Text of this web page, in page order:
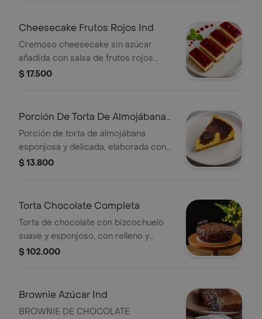
Cheesecake Frutos Rojos Ind
Cremoso cheesecake sin azúcar
añadida con salsa de frutos rojos
(fresa, mora, agraz).
$ 17.500
Porción De Torta De Almojábana
Y Pandeyuca
Porción de torta de almojábana
esponjosa y delicada, elaborada con
queso fresco que aporta un sabor
$ 13.800
Torta Chocolate Completa
Torta de chocolate con bizcochuelo
suave y esponjoso, con relleno y
cubierta de ganache también de
$ 102.000
Brownie Azúcar Ind
BROWNIE DE CHOCOLATE